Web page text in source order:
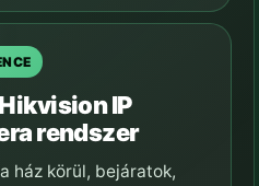
IP
rendszer
ház körül, bejáratok,